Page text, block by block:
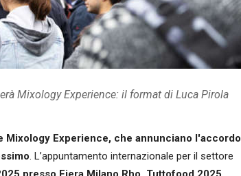
Mixology Experience: il format di Luca Pirola
Experience, che annunciano l'accordo
. L’appuntamento internazionale per il settore